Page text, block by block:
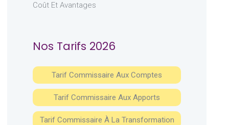
Coût Et Avantages
Nos Tarifs 2026
Tarif Commissaire Aux Comptes
Tarif Commissaire Aux Apports
Tarif Commissaire À La Transformation